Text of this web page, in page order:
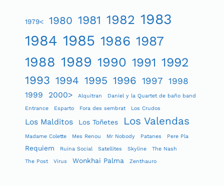
1979< 1980 1981 1982 1983
1984 1985 1986 1987
1988 1989 1990 1991 1992
1993 1994 1995 1996 1997 1998
1999 2000> Alquitran
Daniel y la Quartet de baño band
Entrance
Esparto Fora des sembrat Los Crudos
Los Malditos Los Toñetes Los Valendas
Madame Colette Mes Renou Mr Nobody Patanes Pere Pla
Requiem Ruina Social Satellites Skyline
The Nash
The Post
Virus Wonkhai Palma Zenthauro